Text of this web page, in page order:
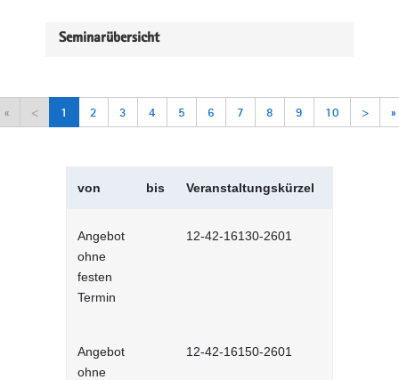
Seminarübersicht
« < 1 2 3 4 5 6 7 8 9 10 > »
von bis Veranstaltungskürzel
Angebot
ohne
festen
Termin
12-42-16130-2601
Angebot
ohne
12-42-16150-2601